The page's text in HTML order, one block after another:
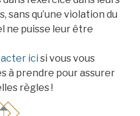
sans qu’une violation du
ne puisse leur être
ici si vous vous
à prendre pour assurer
règles !